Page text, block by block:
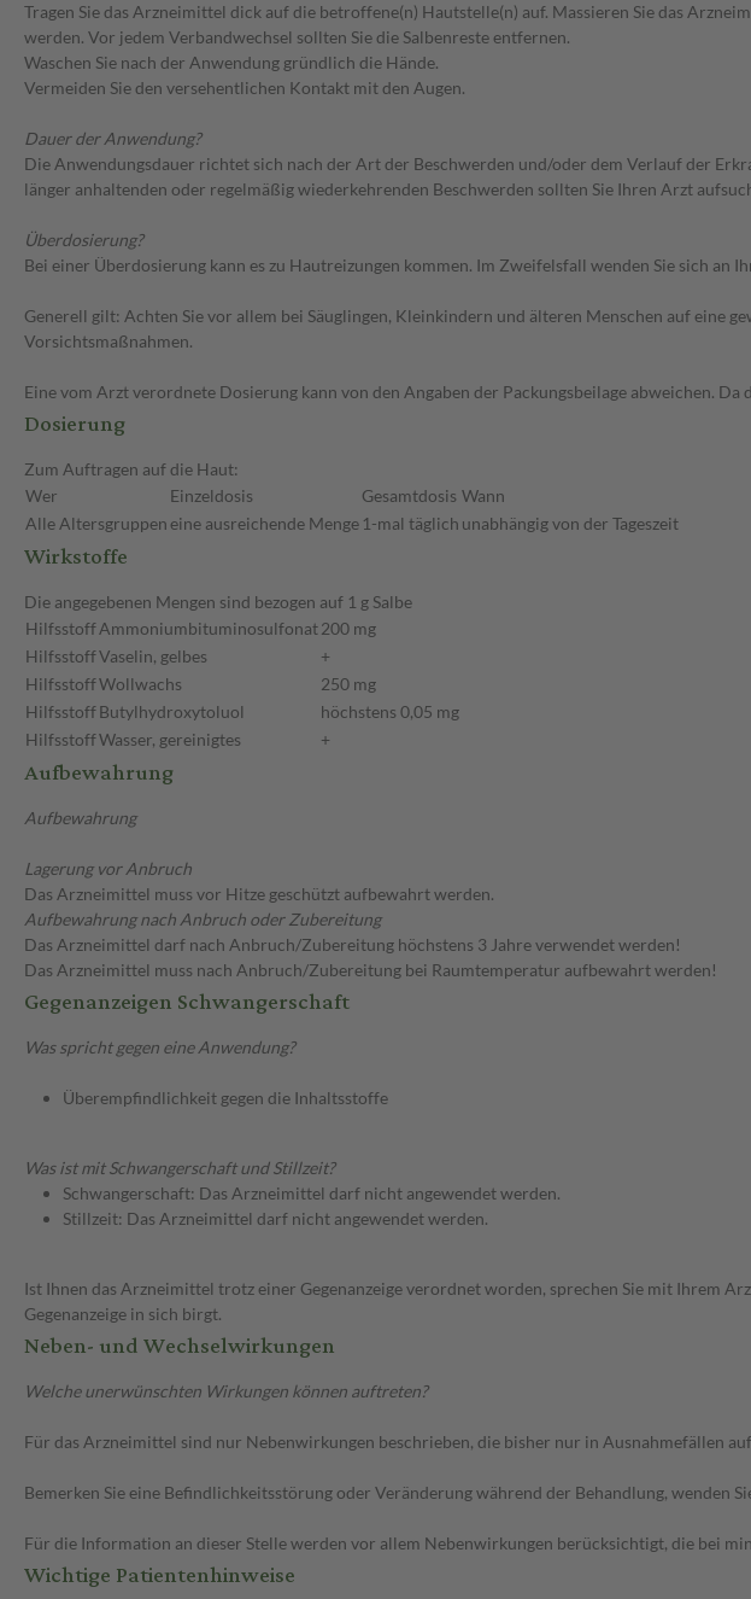
Tragen Sie das Arzneimittel dick auf die betroffene(n) Hautstelle(n) auf. Massieren Sie das
werden. Vor jedem Verbandwechsel sollten Sie die Salbenreste entfernen.
Waschen Sie nach der Anwendung gründlich die Hände.
Vermeiden Sie den versehentlichen Kontakt mit den Augen.
Dauer der Anwendung?
Die Anwendungsdauer richtet sich nach der Art der Beschwerden und/oder dem Verlauf der
länger anhaltenden oder regelmäßig wiederkehrenden Beschwerden sollten Sie Ihren Arzt
Überdosierung?
Bei einer Überdosierung kann es zu Hautreizungen kommen. Im Zweifelsfall wenden Sie sich an
Generell gilt: Achten Sie vor allem bei Säuglingen, Kleinkindern und älteren Menschen auf eine
Vorsichtsmaßnahmen.
Eine vom Arzt verordnete Dosierung kann von den Angaben der Packungsbeilage abweichen.
Dosierung
Zum Auftragen auf die Haut:
Wer
Einzeldosis Gesamtdosis Wann
Alle Altersgruppeneine ausreichende Menge 1-mal täglich unabhängig von der Tageszeit
Wirkstoffe
Die angegebenen Mengen sind bezogen auf 1 g Salbe
HilfsstoffAmmoniumbituminosulfonat200 mg
HilfsstoffVaselin, gelbes
+
HilfsstoffWollwachs
250 mg
HilfsstoffButylhydroxytoluol
höchstens 0,05 mg
HilfsstoffWasser, gereinigtes +
Aufbewahrung
Aufbewahrung
Lagerung vor Anbruch
Das Arzneimittel muss vor Hitze geschützt aufbewahrt werden.
Aufbewahrung nach Anbruch oder Zubereitung
Das Arzneimittel darf nach Anbruch/Zubereitung höchstens 3 Jahre verwendet werden!
Das Arzneimittel muss nach Anbruch/Zubereitung bei Raumtemperatur aufbewahrt werden!
Gegenanzeigen Schwangerschaft
Was spricht gegen eine Anwendung?
Überempfindlichkeit gegen die Inhaltsstoffe
Was ist mit Schwangerschaft und Stillzeit?
Schwangerschaft: Das Arzneimittel darf nicht angewendet werden.
Stillzeit: Das Arzneimittel darf nicht angewendet werden.
Ist Ihnen das Arzneimittel trotz einer Gegenanzeige verordnet worden, sprechen Sie mit Ihrem
Gegenanzeige in sich birgt.
Neben- und Wechselwirkungen
Welche unerwünschten Wirkungen können auftreten?
Für das Arzneimittel sind nur Nebenwirkungen beschrieben, die bisher nur in Ausnahmefällen
Bemerken Sie eine Befindlichkeitsstörung oder Veränderung während der Behandlung, wenden
Für die Information an dieser Stelle werden vor allem Nebenwirkungen berücksichtigt, die bei
Wichtige Patientenhinweise